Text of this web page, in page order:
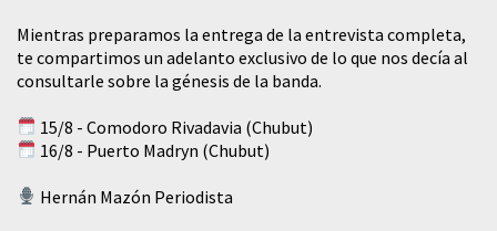
Mientras preparamos la entrega de la entrevista completa,
te compartimos un adelanto exclusivo de lo que nos decía al
consultarle sobre la génesis de la banda.
15/8 - Comodoro Rivadavia (Chubut)
16/8 - Puerto Madryn (Chubut)
Hernán Mazón Periodista